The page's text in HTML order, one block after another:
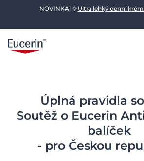
NOVINKA! 🔆 Ultra lehký denní krém
Úplná pravidla
Soutěž o Eucerin
balíček
- pro Českou